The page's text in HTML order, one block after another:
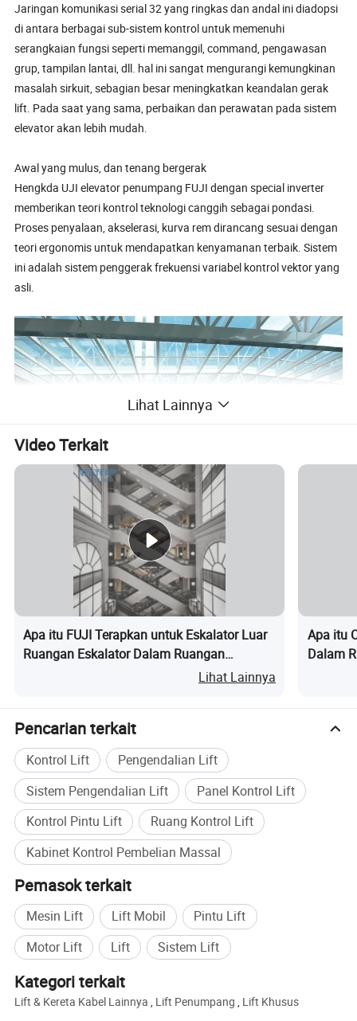
Jaringan komunikasi serial 32 yang ringkas dan andal ini diadopsi
di antara berbagai sub-sistem kontrol untuk memenuhi
serangkaian fungsi seperti memanggil, command, pengawasan
grup, tampilan lantai, dll. hal ini sangat mengurangi kemungkinan
masalah sirkuit, sebagian besar meningkatkan keandalan gerak
lift. Pada saat yang sama, perbaikan dan perawatan pada sistem
elevator akan lebih mudah.
Awal yang mulus, dan tenang bergerak
Hengkda UJI elevator penumpang FUJI dengan special inverter
memberikan teori kontrol teknologi canggih sebagai pondasi.
Proses penyalaan, akselerasi, kurva rem dirancang sesuai dengan
teori ergonomis untuk mendapatkan kenyamanan terbaik. Sistem
ini adalah sistem penggerak frekuensi variabel kontrol vektor yang
asli.
Lihat Lainnya
Video Terkait
Apa itu FUJI Terapkan untuk Eskalator Luar
Ruangan Eskalator Dalam Ruangan
Lihat Lainnya
Apa itu
Dalam
Pencarian terkait
Kontrol Lift
Pengendalian Lift
Sistem Pengendalian Lift
Panel Kontrol Lift
Kontrol Pintu Lift
Ruang Kontrol Lift
Kabinet Kontrol Pembelian Massal
Pemasok terkait
Mesin Lift Lift Mobil
Pintu Lift
Motor Lift
Lift Sistem Lift
Kategori terkait
Lift & Kereta Kabel Lainnya , Lift Penumpang , Lift Khusus